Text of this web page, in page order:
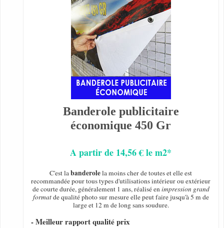
Banderole publicitaire
économique 450 Gr
A partir de 14,56 € le m2*
C'est labanderolela moins cher de toutes et elle est
recommandée pour tous types d'utilisations intérieur ou extérieur
de courte durée, généralement 1 ans, réalisé enimpression grand
formatde qualité photo sur mesure elle peut faire jusqu'à 5 m de
large et 12 m de long sans soudure.
- Meilleur rapport qualité prix